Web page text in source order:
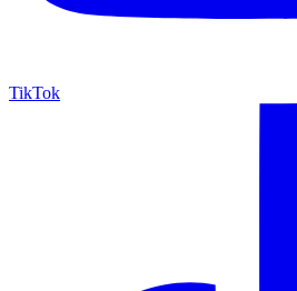
TikTok